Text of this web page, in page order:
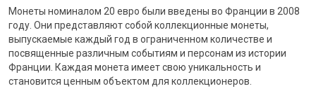
Монеты номиналом 20 евро были введены во Франции в 2008
году. Они представляют собой коллекционные монеты,
выпускаемые каждый год в ограниченном количестве и
посвященные различным событиям и персонам из истории
Франции. Каждая монета имеет свою уникальность и
становится ценным объектом для коллекционеров.